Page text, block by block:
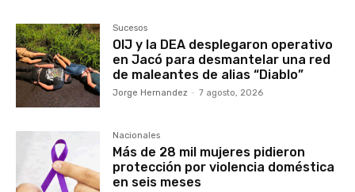
Sucesos
OIJ y la DEA desplegaron operativo
en Jacó para desmantelar una red
de maleantes de alias “Diablo”
Jorge Hernandez - 7 agosto, 2026
Nacionales
Más de 28 mil mujeres pidieron
protección por violencia doméstica
en seis meses